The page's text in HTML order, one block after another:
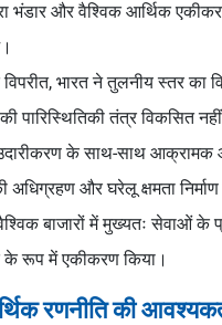
भंडार और वैश्विक आर्थिक
भारत ने तुलनीय स्तर का
पारिस्थितिकी तंत्र विकसित
उदारीकरण के साथ-साथ आक्रामक
अधिग्रहण और घरेलू क्षमता निर्माण
बाजारों में मुख्यतः सेवाओं के
के रूप में एकीकरण किया।
रणनीति की